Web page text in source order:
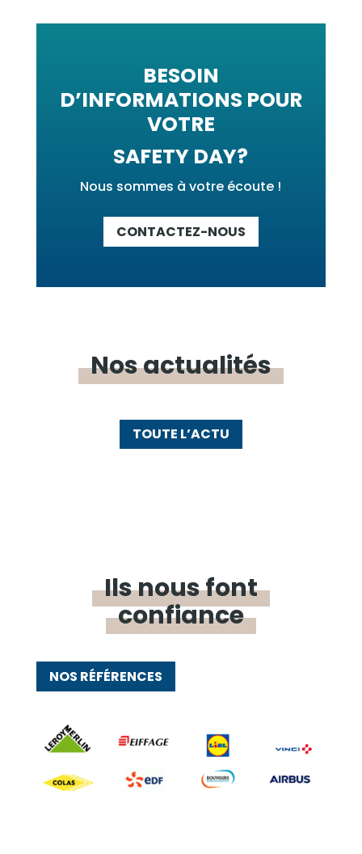
BESOIN
D’INFORMATIONS POUR
VOTRE
SAFETY DAY?
Nous sommes à votre écoute !
CONTACTEZ-NOUS
Nosactualités
TOUTE L’ACTU
Ils nous font
confiance
NOS RÉFÉRENCES